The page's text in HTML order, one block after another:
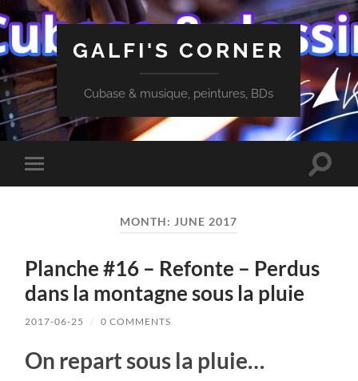
GALFI'S CORNER
Cubase & musique, peintures, BDs
Toggle
mobile
Toggle
MONTH: JUNE 2017
Planche #16 – Refonte – Perdus
dans la montagne sous la pluie
2017-06-25 / 0 COMMENTS
On repart sous la pluie…